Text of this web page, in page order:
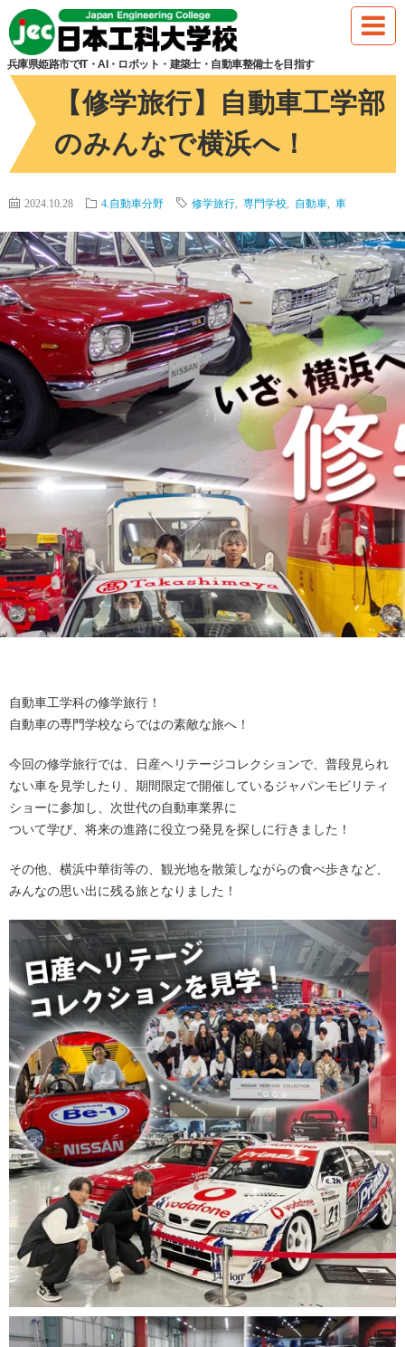
兵庫県姫路市でIT・AI・ロボット・建築士・自動車整備士を目指す
HOME 4.自動車分野 【修学旅行】自動車工学部のみんなで横浜へ！
【修学旅行】自動車工学部
のみんなで横浜へ！
2024.10.28 4.自動車分野 修学旅行 専門学校 自動車 車
自動車工学科の修学旅行！
自動車の専門学校ならではの素敵な旅へ！
今回の修学旅行では、日産ヘリテージコレクションで、普段見られ
ない車を見学したり、期間限定で開催しているジャパンモビリティ
ショーに参加し、次世代の自動車業界に
ついて学び、将来の進路に役立つ発見を探しに行きました！
その他、横浜中華街等の、観光地を散策しながらの食べ歩きなど、
みんなの思い出に残る旅となりました！